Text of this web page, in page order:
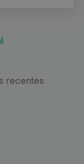
recentes